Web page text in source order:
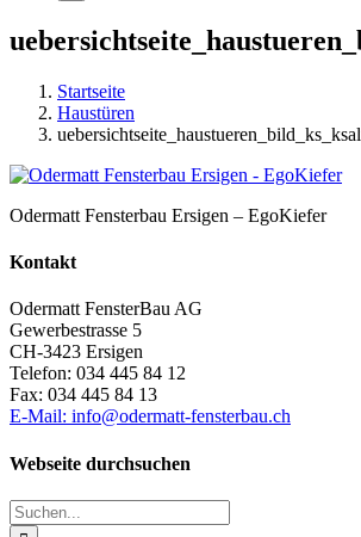
Startseite
Haustüren
Odermatt Fensterbau Ersigen – EgoKiefer
Kontakt
Odermatt FensterBau AG
Gewerbestrasse 5
CH-3423 Ersigen
Telefon: 034 445 84 12
Fax: 034 445 84 13
E-Mail: info@odermatt-fensterbau.ch
Webseite durchsuchen
Suche
nach: